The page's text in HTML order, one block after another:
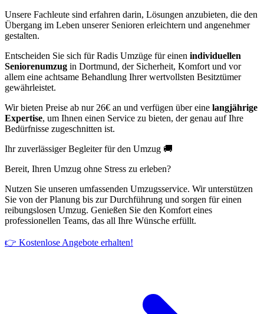
Unsere Fachleute sind erfahren darin, Lösungen anzubieten, die den
Übergang im Leben unserer Senioren erleichtern und angenehmer
gestalten.
Entscheiden Sie sich für Radis Umzüge für einen individuellen
Seniorenumzug in Dortmund, der Sicherheit, Komfort und vor
allem eine achtsame Behandlung Ihrer wertvollsten Besitztümer
gewährleistet.
Wir bieten Preise ab nur 26€ an und verfügen über eine langjährige
Expertise, um Ihnen einen Service zu bieten, der genau auf Ihre
Bedürfnisse zugeschnitten ist.
Ihr zuverlässiger Begleiter für den Umzug 🚚
Bereit, Ihren Umzug ohne Stress zu erleben?
Nutzen Sie unseren umfassenden Umzugsservice. Wir unterstützen
Sie von der Planung bis zur Durchführung und sorgen für einen
reibungslosen Umzug. Genießen Sie den Komfort eines
professionellen Teams, das all Ihre Wünsche erfüllt.
👉 Kostenlose Angebote erhalten!